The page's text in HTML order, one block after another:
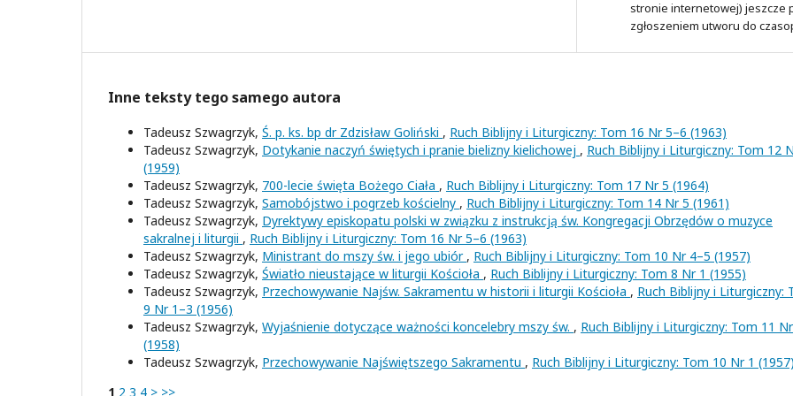
stronie internetowej) jeszcze
zgłoszeniem utworu do
Inne teksty tego samego autora
Tadeusz Szwagrzyk, Ś. p. ks. bp dr Zdzisław Goliński , Ruch Biblijny i Liturgiczny: Tom 16 Nr 5–6 (1963)
Tadeusz Szwagrzyk, Dotykanie naczyń świętych i pranie bielizny kielichowej , Ruch Biblijny i Liturgiczny: Tom 12
(1959)
Tadeusz Szwagrzyk, 700-lecie święta Bożego Ciała , Ruch Biblijny i Liturgiczny: Tom 17 Nr 5 (1964)
Tadeusz Szwagrzyk, Samobójstwo i pogrzeb kościelny , Ruch Biblijny i Liturgiczny: Tom 14 Nr 5 (1961)
Tadeusz Szwagrzyk, Dyrektywy episkopatu polski w związku z instrukcją św. Kongregacji Obrzędów o muzyce
sakralnej i liturgii , Ruch Biblijny i Liturgiczny: Tom 16 Nr 5–6 (1963)
Tadeusz Szwagrzyk, Ministrant do mszy św. i jego ubiór , Ruch Biblijny i Liturgiczny: Tom 10 Nr 4–5 (1957)
Tadeusz Szwagrzyk, Światło nieustające w liturgii Kościoła , Ruch Biblijny i Liturgiczny: Tom 8 Nr 1 (1955)
Tadeusz Szwagrzyk, Przechowywanie Najśw. Sakramentu w historii i liturgii Kościoła , Ruch Biblijny i Liturgiczny:
9 Nr 1–3 (1956)
Tadeusz Szwagrzyk, Wyjaśnienie dotyczące ważności koncelebry mszy św. , Ruch Biblijny i Liturgiczny: Tom 11
(1958)
Tadeusz Szwagrzyk, Przechowywanie Najświętszego Sakramentu , Ruch Biblijny i Liturgiczny: Tom 10 Nr 1 (1957)
1 2 3 4 > >>